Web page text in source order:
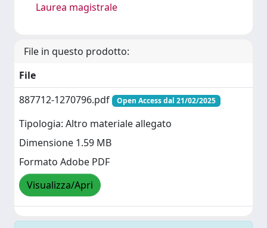
Laurea magistrale
File in questo prodotto:
File
887712-1270796.pdf
Open Access dal 21/02/2025
Tipologia: Altro materiale allegato
Dimensione 1.59 MB
Formato Adobe PDF
Visualizza/Apri